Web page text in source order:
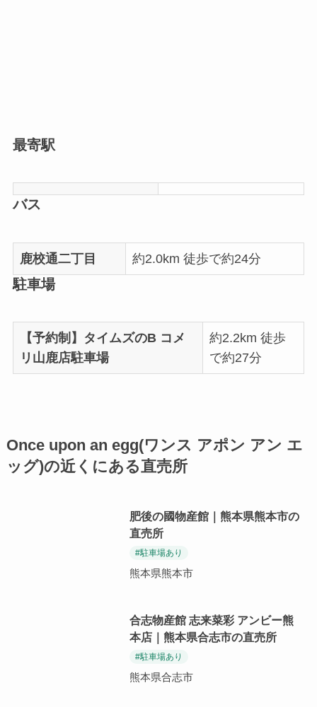
最寄駅
バス
鹿校通二丁目 約2.0km 徒歩で約24分
駐車場
【予約制】タイムズのB コメ
リ山鹿店駐車場
約2.2km 徒歩
で約27分
Once upon an egg(ワンス アポン アン エ
ッグ)の近くにある直売所
肥後の國物産館｜熊本県熊本市の
直売所
#駐車場あり
熊本県熊本市
合志物産館 志来菜彩 アンビー熊
本店｜熊本県合志市の直売所
#駐車場あり
熊本県合志市